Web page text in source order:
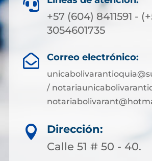

+57 (604) 8411591 -
3054601735
 Correo electrónico:
/

Dirección:
Calle 51 # 50 - 40.